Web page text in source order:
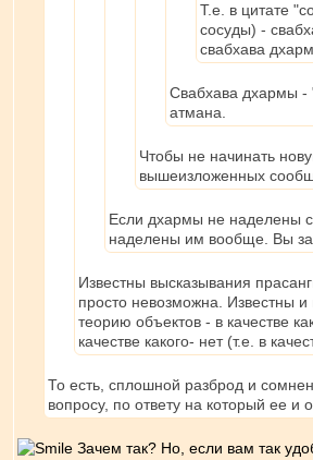
Т.е. в цитате
сосуды) -
свабхава
Свабхава дхармы -
атмана.
Чтобы не начинать
вышеизложенных
Если дхармы не наделены
наделены им вообще. Вы за
Известны высказывания
просто невозможна. Известны
теорию объектов - в качестве
качестве какого- нет (т.е. в
То есть, сплошной разброд и
вопросу, по ответу на который ее и
Зачем так? Но, если вам так